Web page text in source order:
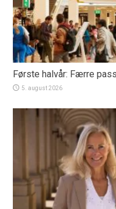
Første halvår: Færre
5. august 2026